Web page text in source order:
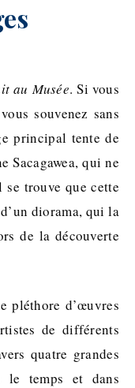
au Musée. Si vous
souvenez sans
principal tente de
Sacagawea, qui ne
trouve que cette
diorama, qui la
de la découverte
pléthore d’œuvres
de différents
quatre grandes
le temps et dans